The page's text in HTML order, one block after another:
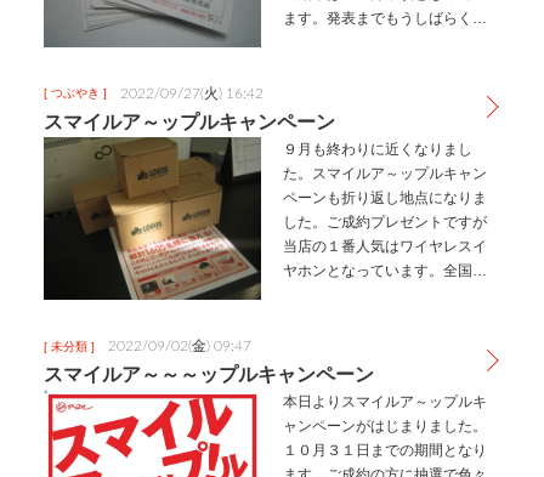
ます。発表までもうしばらくお
[ つぶやき ] 2022/09/27(火) 16:42
スマイルア～ップルキャンペーン
９月も終わりに近くなりまし
た。スマイルア～ップルキャン
ペーンも折り返し地点になりま
した。ご成約プレゼントですが
当店の１番人気はワイヤレスイ
ヤホンとなっています。全国抽
Ｅ賞のマグカップは各店舗６名
様に必ず当たり…
[ 未分類 ] 2022/09/02(金) 09:47
スマイルア～～～ップルキャンペーン
本日よりスマイルア～ップルキ
ャンペーンがはじまりました。
１０月３１日までの期間となり